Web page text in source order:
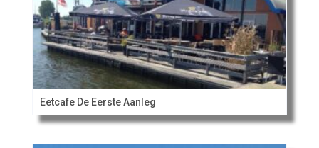
Eetcafe De Eerste Aanleg